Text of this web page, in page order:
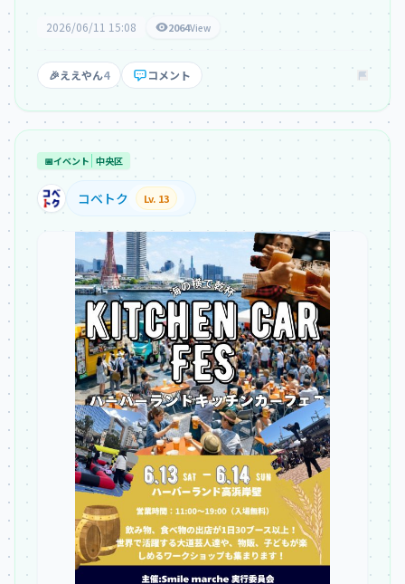
2026/06/11 15:08 2064View
🎉ええやん4 コメント
📅イベント 中央区
コベトク Lv. 13